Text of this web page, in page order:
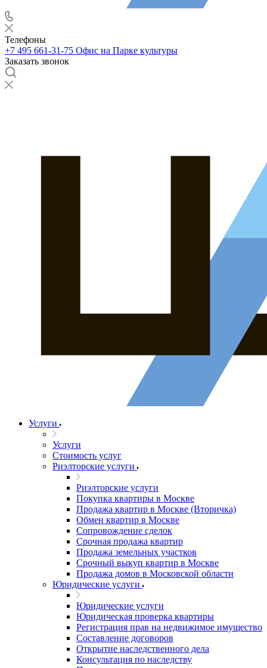
Телефоны
+7 495 661-31-75 Офис на Парке культуры
Заказать звонок
Услуги
Услуги
Стоимость услуг
Риэлторские услуги
Риэлторские услуги
Покупка квартиры в Москве
Продажа квартир в Москве (Вторичка)
Обмен квартир в Москве
Сопровождение сделок
Срочная продажа квартир
Продажа земельных участков
Срочный выкуп квартир в Москве
Продажа домов в Московской области
Юридические услуги
Юридические услуги
Юридическая проверка квартиры
Регистрация прав на недвижимое имущество
Составление договоров
Открытие наследственного дела
Консультация по наследству